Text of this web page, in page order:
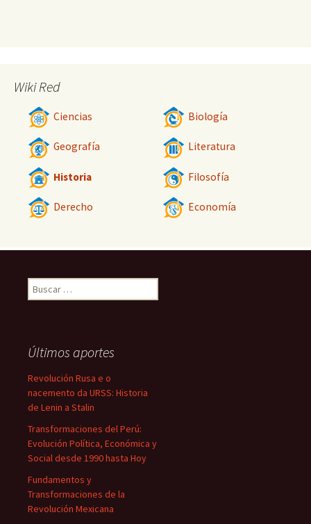
Wiki Red
Ciencias Biología
Geografía Literatura
Historia Filosofía
Derecho Economía
Buscar:
Últimos aportes
Revolución Rusa e o
nacemento da URSS: Historia
de Lenin a Stalin
Transformaciones del Perú:
Evolución Política, Económica y
Social desde 1990 hasta Hoy
Fundamentos y
Transformaciones de la
Revolución Mexicana